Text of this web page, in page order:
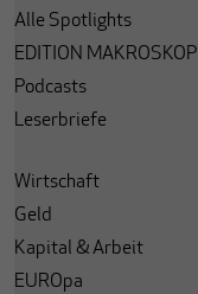
Alle Spotlights
EDITION MAKROSKOP
Podcasts
Leserbriefe
Wirtschaft
Geld
Kapital & Arbeit
EUROpa